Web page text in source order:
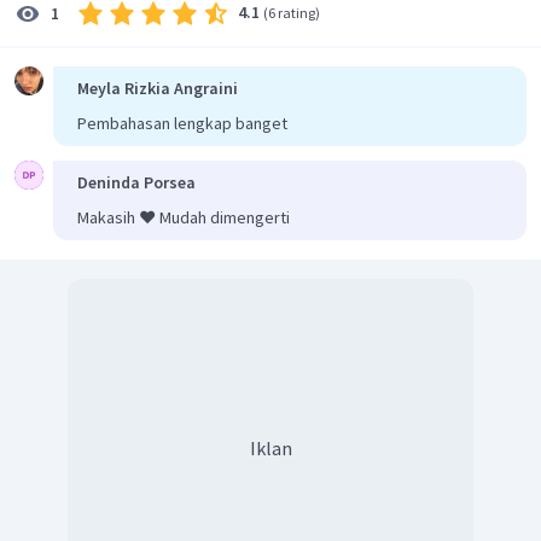
1 4.1 (6 rating)
Meyla Rizkia Angraini
Pembahasan lengkap banget
Deninda Porsea
Makasih ❤️ Mudah dimengerti
Iklan